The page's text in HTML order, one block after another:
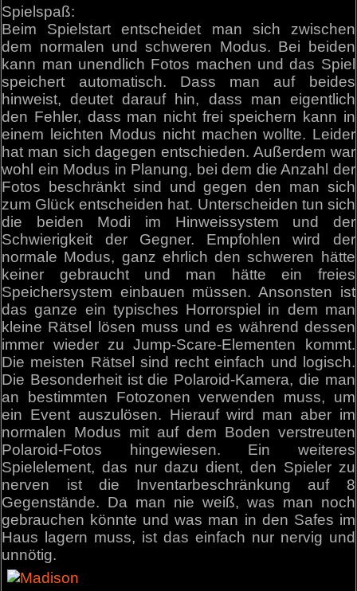
Spielspaß:
Beim Spielstart entscheidet man sich zwischen
dem normalen und schweren Modus. Bei beiden
kann man unendlich Fotos machen und das Spiel
speichert automatisch. Dass man auf beides
hinweist, deutet darauf hin, dass man eigentlich
den Fehler, dass man nicht frei speichern kann in
einem leichten Modus nicht machen wollte. Leider
hat man sich dagegen entschieden. Außerdem war
wohl ein Modus in Planung, bei dem die Anzahl der
Fotos beschränkt sind und gegen den man sich
zum Glück entscheiden hat. Unterscheiden tun sich
die beiden Modi im Hinweissystem und der
Schwierigkeit der Gegner. Empfohlen wird der
normale Modus, ganz ehrlich den schweren hätte
keiner gebraucht und man hätte ein freies
Speichersystem einbauen müssen. Ansonsten ist
das ganze ein typisches Horrorspiel in dem man
kleine Rätsel lösen muss und es während dessen
immer wieder zu Jump-Scare-Elementen kommt.
Die meisten Rätsel sind recht einfach und logisch.
Die Besonderheit ist die Polaroid-Kamera, die man
an bestimmten Fotozonen verwenden muss, um
ein Event auszulösen. Hierauf wird man aber im
normalen Modus mit auf dem Boden verstreuten
Polaroid-Fotos hingewiesen. Ein weiteres
Spielelement, das nur dazu dient, den Spieler zu
nerven ist die Inventarbeschränkung auf 8
Gegenstände. Da man nie weiß, was man noch
gebrauchen könnte und was man in den Safes im
Haus lagern muss, ist das einfach nur nervig und
unnötig.